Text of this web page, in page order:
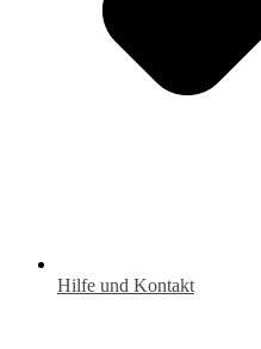
Hilfe und Kontakt